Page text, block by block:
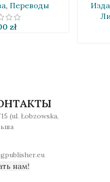
, Переводы
zł
(ul. Łobzowska,
нам!